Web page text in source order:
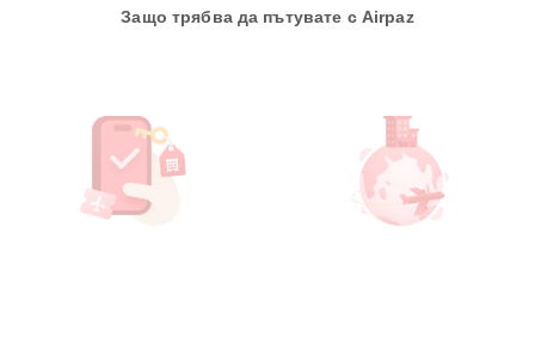
Защо трябва да пътувате с Airpaz